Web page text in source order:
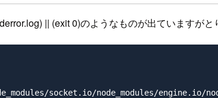
|| (exit 0)のようなものが出ていますがと
socket.io/node_modules/engine.io/